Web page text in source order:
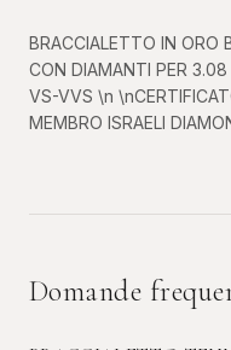
BRACCIALETTO IN ORO
CON DIAMANTI PER
VS-VVS \n
MEMBRO ISRAELI
Domande